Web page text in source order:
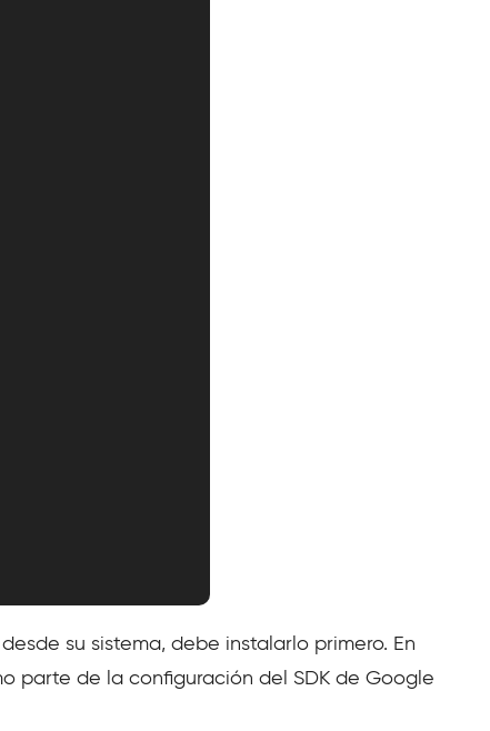
su sistema, debe instalarlo primero. En
parte de la configuración del SDK de Google